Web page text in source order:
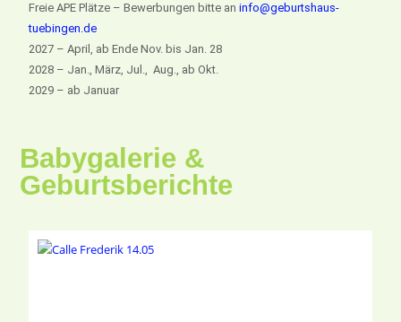
Freie APE Plätze – Bewerbungen bitte aninfo@geburtshaus-
tuebingen.de
2027 – April, ab Ende Nov. bis Jan. 28
2028 – Jan., März, Jul., Aug., ab Okt.
2029 – ab Januar
Babygalerie &
Geburtsberichte